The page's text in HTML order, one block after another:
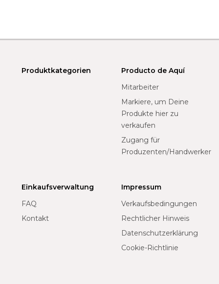
Produktkategorien
Producto de Aquí
Mitarbeiter
Markiere, um Deine
Produkte hier zu
verkaufen
Zugang für
Produzenten/Handwerker
Einkaufsverwaltung
FAQ
Kontakt
Impressum
Verkaufsbedingungen
Rechtlicher Hinweis
Datenschutzerklärung
Cookie-Richtlinie